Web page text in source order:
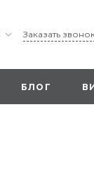
Заказать
БЛОГ